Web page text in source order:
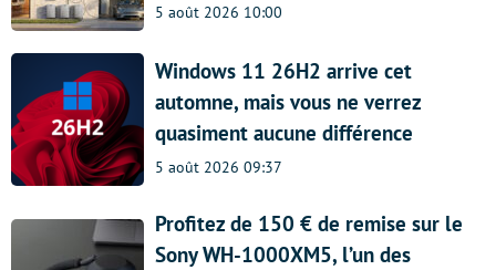
5 août 2026 10:00
Windows 11 26H2 arrive cet
automne, mais vous ne verrez
quasiment aucune différence
5 août 2026 09:37
Profitez de 150 € de remise sur le
Sony WH-1000XM5, l’un des